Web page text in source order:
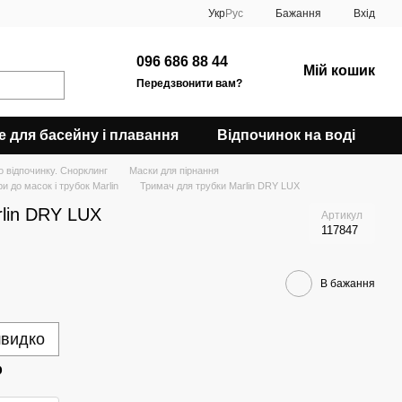
УкрРус Бажання Вхід
096 686 88 44
Передзвонити вам?
Мій кошик
для басейну і плавання Відпочинок на воді
відпочинку. Снорклинг
Маски для пірнання
до масок і трубок Marlin Тримач для трубки Marlin DRY LUX
DRY LUX Артикул
117847
В бажання